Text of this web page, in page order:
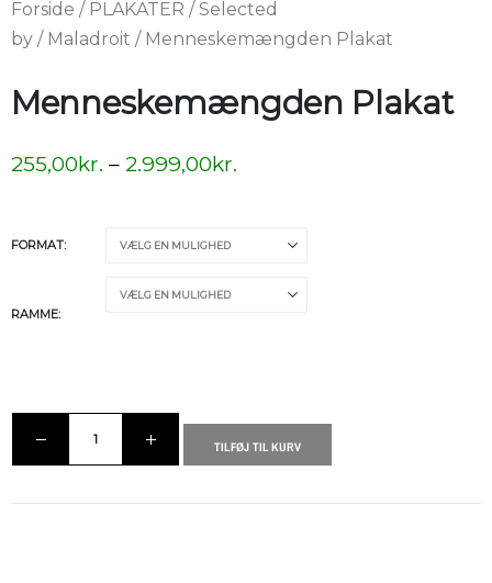
Forside / PLAKATER /Selected
by / Maladroit / Menneskemængden Plakat
Menneskemængden Plakat
255,00kr. – 2.999,00kr.
FORMAT
RAMME
TILFØJ TIL KURV